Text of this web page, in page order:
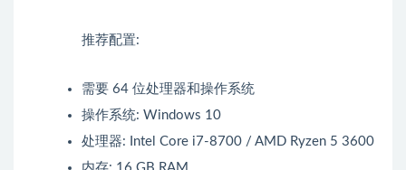
推荐配置:
需要 64 位处理器和操作系统
操作系统: Windows 10
处理器: Intel Core i7-8700 / AMD Ryzen 5 3600